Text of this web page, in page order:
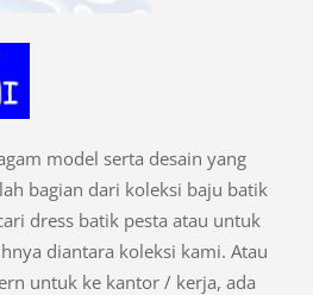
model serta desain yang
bagian dari koleksi baju batik
dress batik pesta atau untuk
diantara koleksi kami. Atau
untuk ke kantor / kerja, ada